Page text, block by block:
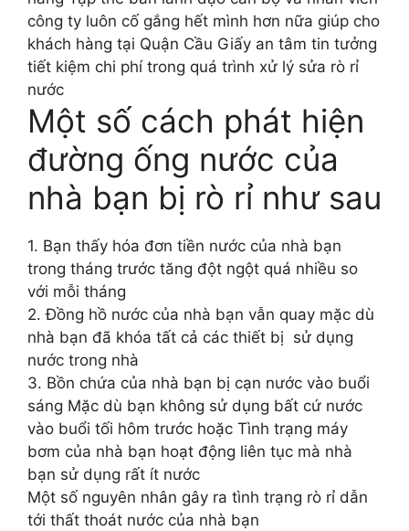
công ty luôn cố gắng hết mình hơn nữa giúp cho
khách hàng tại Quận Cầu Giấy an tâm tin tưởng
tiết kiệm chi phí trong quá trình xử lý sửa rò rỉ
nước
Một số cách phát hiện
đường ống nước của
nhà bạn bị rò rỉ như sau
1. Bạn thấy hóa đơn tiền nước của nhà bạn
trong tháng trước tăng đột ngột quá nhiều so
với mỗi tháng
2. Đồng hồ nước của nhà bạn vẫn quay mặc dù
nhà bạn đã khóa tất cả các thiết bị sử dụng
nước trong nhà
3. Bồn chứa của nhà bạn bị cạn nước vào buổi
sáng Mặc dù bạn không sử dụng bất cứ nước
vào buổi tối hôm trước hoặc Tình trạng máy
bơm của nhà bạn hoạt động liên tục mà nhà
bạn sử dụng rất ít nước
Một số nguyên nhân gây ra tình trạng rò rỉ dẫn
tới thất thoát nước của nhà bạn